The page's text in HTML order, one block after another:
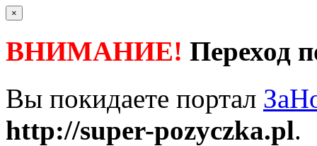
×
ВНИМАНИЕ! Переход
Вы покидаете портал
http://super-pozyczka.pl.